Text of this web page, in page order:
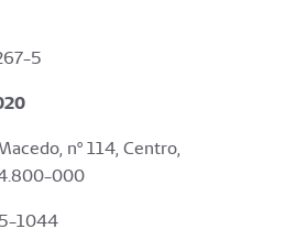
5
nº 114, Centro,
000
1044